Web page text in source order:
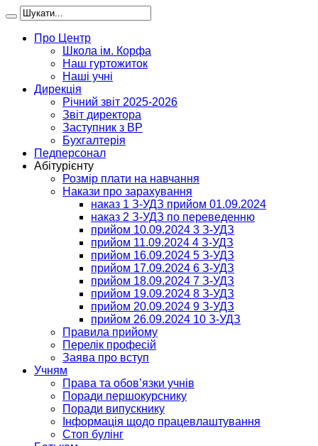
Про Центр
Школа ім. Корфа
Наш гуртожиток
Наші учні
Дирекція
Річний звіт 2025-2026
Звіт директора
Заступник з ВР
Бухгалтерія
Педперсонал
Абітурієнту
Розмір плати на навчання
Накази про зарахування
наказ 1 З-УДЗ прийом 01.09.2024
наказ 2 З-УДЗ по переведенню
прийом 10.09.2024 3 З-УДЗ
прийом 11.09.2024 4 З-УДЗ
прийом 16.09.2024 5 З-УДЗ
прийом 17.09.2024 6 З-УДЗ
прийом 18.09.2024 7 З-УДЗ
прийом 19.09.2024 8 З-УДЗ
прийом 20.09.2024 9 З-УДЗ
прийом 26.09.2024 10 З-УДЗ
Правила прийому
Перелік професій
Заява про вступ
Учням
Права та обов’язки учнів
Поради першокурснику
Поради випускнику
Інформація щодо працевлаштування
Стоп булінг